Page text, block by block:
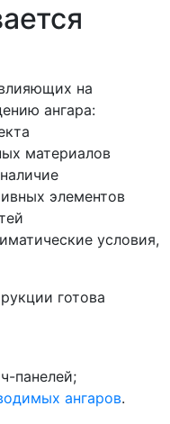
на
ангара:
материалов
элементов
условия,
готова
панелей;
ангаров.